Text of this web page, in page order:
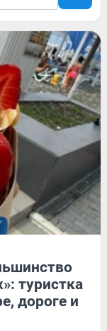
туристка
дороге и